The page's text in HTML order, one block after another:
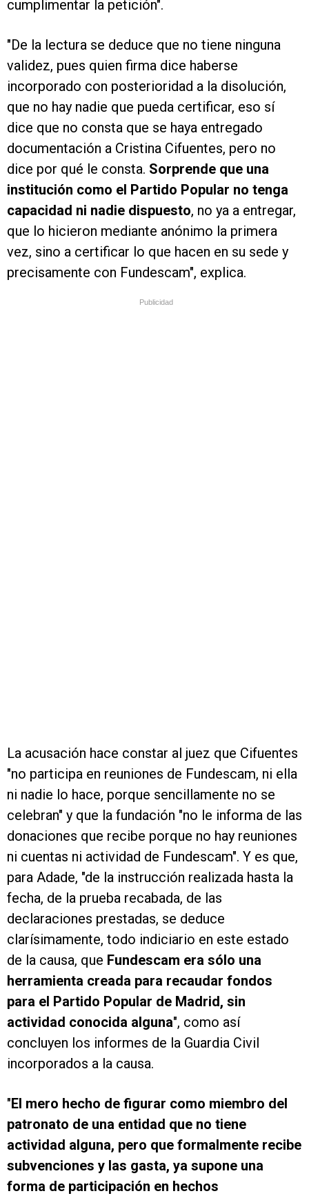
cumplimentar la petición".
"De la lectura se deduce que no tiene ninguna
validez, pues quien firma dice haberse
incorporado con posterioridad a la disolución,
que no hay nadie que pueda certificar, eso sí
dice que no consta que se haya entregado
documentación a Cristina Cifuentes, pero no
dice por qué le consta. Sorprende que una
institución como el Partido Popular no tenga
capacidad ni nadie dispuesto, no ya a entregar,
que lo hicieron mediante anónimo la primera
vez, sino a certificar lo que hacen en su sede y
precisamente con Fundescam", explica.
Publicidad
La acusación hace constar al juez que Cifuentes
"no participa en reuniones de Fundescam, ni ella
ni nadie lo hace, porque sencillamente no se
celebran" y que la fundación "no le informa de las
donaciones que recibe porque no hay reuniones
ni cuentas ni actividad de Fundescam". Y es que,
para Adade, "de la instrucción realizada hasta la
fecha, de la prueba recabada, de las
declaraciones prestadas, se deduce
clarísimamente, todo indiciario en este estado
de la causa, que Fundescam era sólo una
herramienta creada para recaudar fondos
para el Partido Popular de Madrid, sin
actividad conocida alguna", como así
concluyen los informes de la Guardia Civil
incorporados a la causa.
"El mero hecho de figurar como miembro del
patronato de una entidad que no tiene
actividad alguna, pero que formalmente recibe
subvenciones y las gasta, ya supone una
forma de participación en hechos